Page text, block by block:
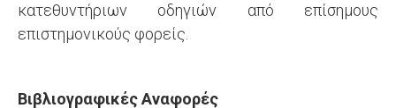
κατεθυντήριων οδηγιών από επίσημους
επιστημονικούς φορείς.
Βιβλιογραφικές Αναφορές